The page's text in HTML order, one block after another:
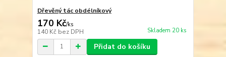
Dřevěný tác obdélníkový
170 Kč/ks
140 Kč bez DPH Skladem 20 ks
Přidat do košíku